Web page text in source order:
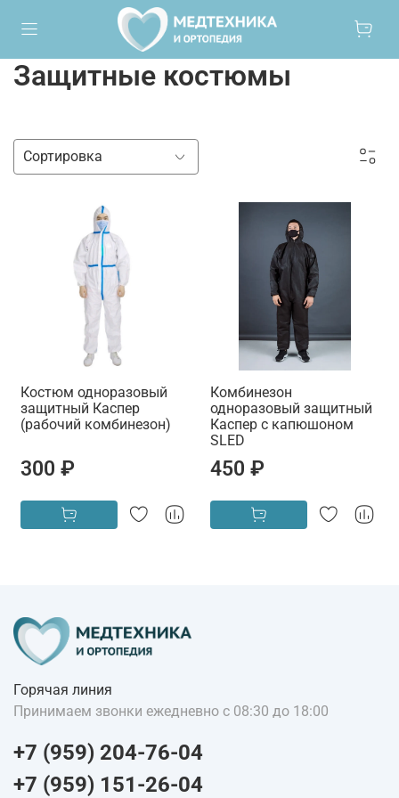
Защитные костюмы
Костюм одноразовый
защитный Каспер
(рабочий комбинезон)
300 ₽
Комбинезон
одноразовый защитный
Каспер с капюшоном
SLED
450 ₽
Горячая линия
Принимаем звонки ежедневно с 08:30 до 18:00
+7 (959) 204-76-04
+7 (959) 151-26-04